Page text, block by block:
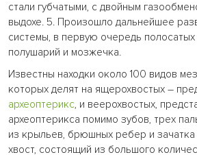
стали губчатыми, с двойным
выдохе. 5. Произошло дальнейшее
системы, в первую очередь
полушарий и мозжечка.
Известны находки около 100 видов
которых делят на ящерохвостых –
археоптерикс, и веерохвостых,
археоптерикса помимо зубов, трех
из крыльев, брюшных ребер и
хвост, состоящий из большого